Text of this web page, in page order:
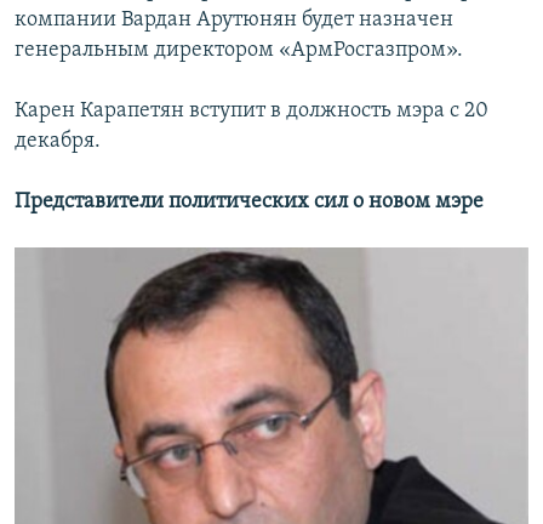
компании Вардан Арутюнян будет назначен
генеральным директором «АрмРосгазпром».
Карен Карапетян вступит в должность мэра с 20
декабря.
Представители политических сил о новом мэре